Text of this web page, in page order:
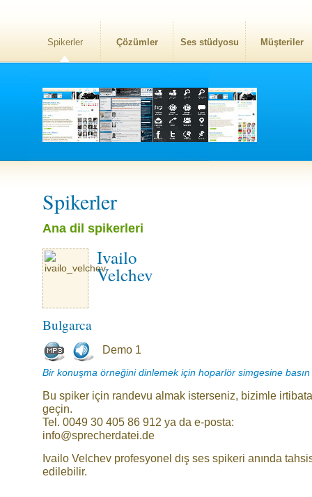
Spikerler Çözümler Ses stüdyosu Müşteriler
Spikerler
Ana dil spikerleri
Ivailo
Velchev
Bulgarca
Demo 1
Bir konuşma örneğini dinlemek için hoparlör simgesine basın
Bu spiker için randevu almak isterseniz, bizimle irtibata
geçin.
Tel. 0049 30 405 86 912 ya da e-posta:
info@sprecherdatei.de
Ivailo Velchev profesyonel dış ses spikeri anında
edilebilir.